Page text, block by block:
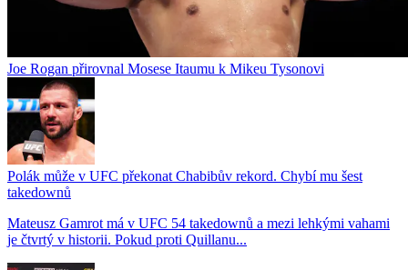
Joe Rogan přirovnal Mosese Itaumu k Mikeu Tysonovi
Polák může v UFC překonat Chabibův rekord. Chybí mu šest
takedownů
Mateusz Gamrot má v UFC 54 takedownů a mezi lehkými vahami
je čtvrtý v historii. Pokud proti Quillanu...